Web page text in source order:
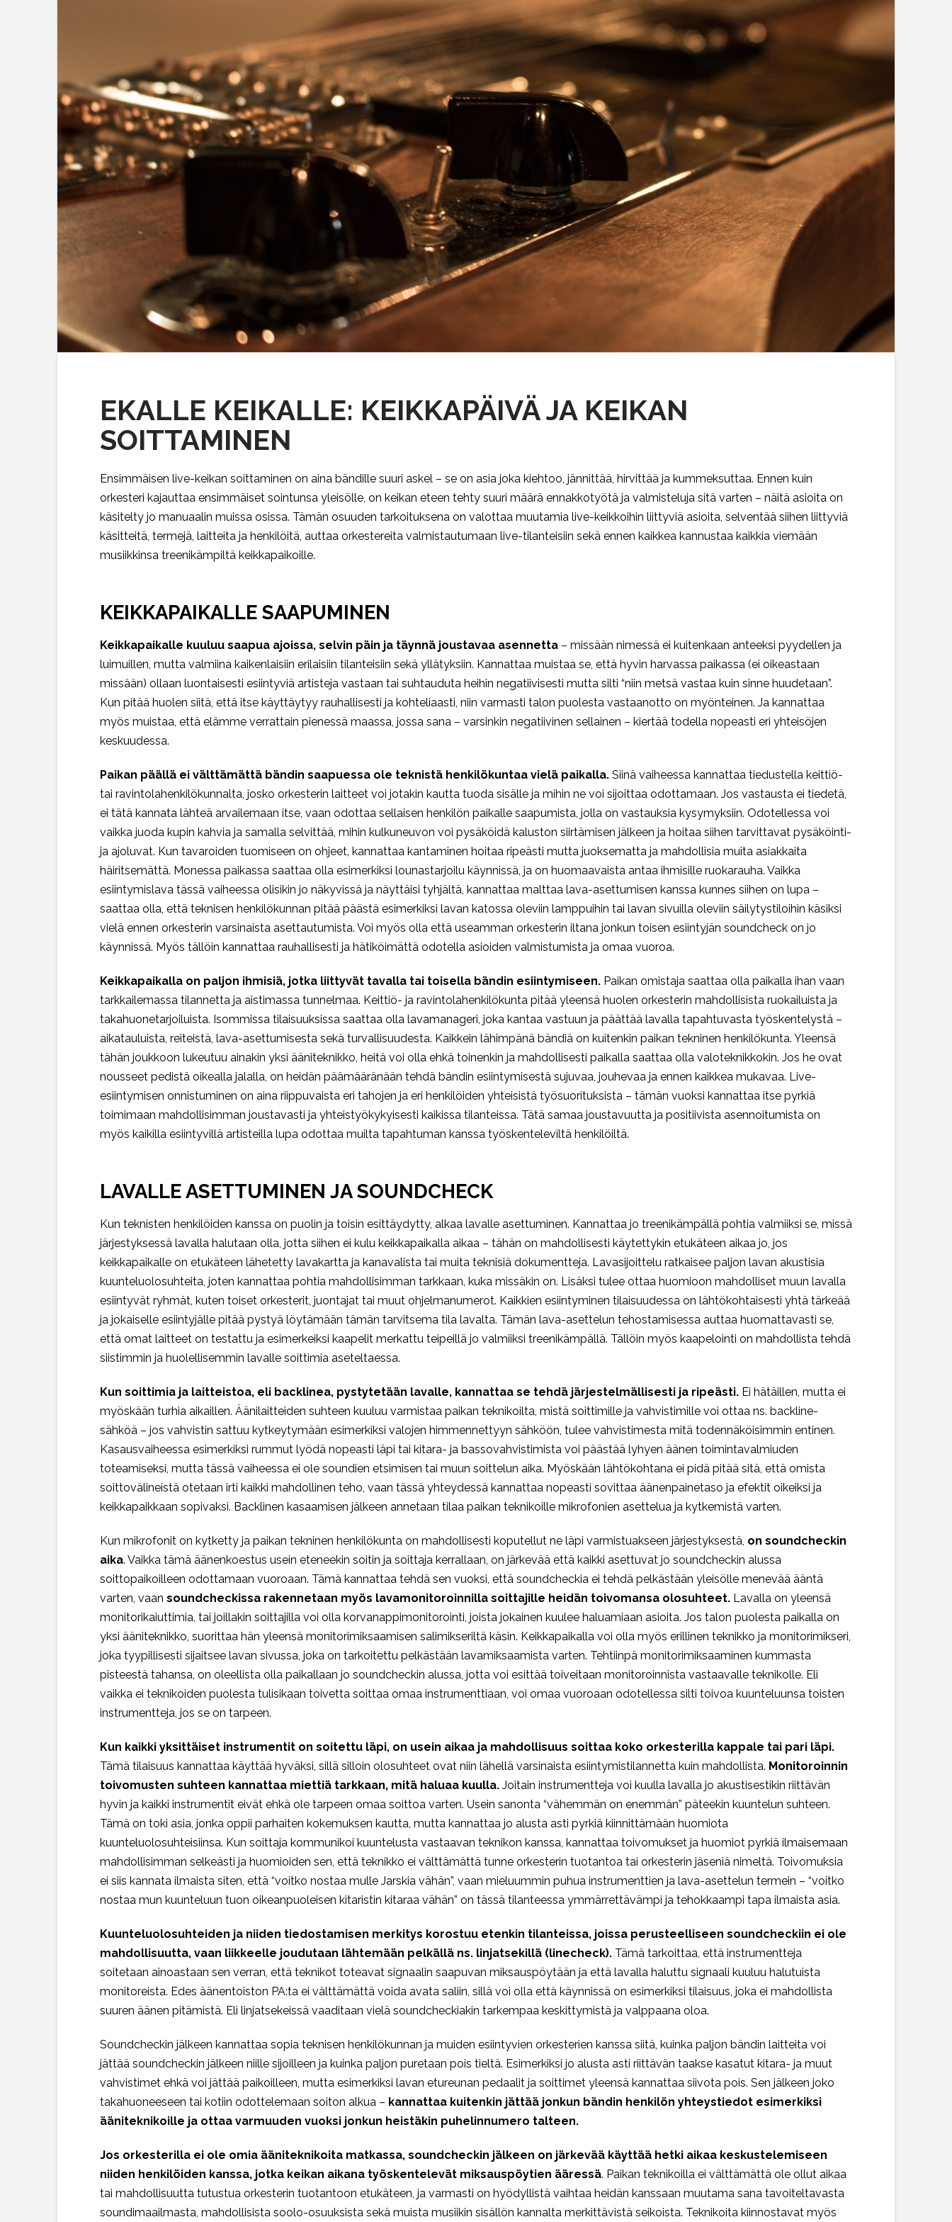
EKALLE KEIKALLE: KEIKKAPÄIVÄ JA KEIKAN
SOITTAMINEN
Ensimmäisen live-keikan soittaminen on aina bändille suuri askel – se on asia joka kiehtoo, jännittää, hirvittää ja kummeksuttaa. Ennen kuin
orkesteri kajauttaa ensimmäiset sointunsa yleisölle, on keikan eteen tehty suuri määrä ennakkotyötä ja valmisteluja sitä varten – näitä asioita on
käsitelty jo manuaalin muissa osissa. Tämän osuuden tarkoituksena on valottaa muutamia live-keikkoihin liittyviä asioita, selventää siihen liittyviä
käsitteitä, termejä, laitteita ja henkilöitä, auttaa orkestereita valmistautumaan live-tilanteisiin sekä ennen kaikkea kannustaa kaikkia viemään
musiikkinsa treenikämpiltä keikkapaikoille.
KEIKKAPAIKALLE SAAPUMINEN
Keikkapaikalle kuuluu saapua ajoissa, selvin päin ja täynnä joustavaa asennetta– missään nimessä ei kuitenkaan anteeksi pyydellen ja
luimuillen, mutta valmiina kaikenlaisiin erilaisiin tilanteisiin sekä yllätyksiin. Kannattaa muistaa se, että hyvin harvassa paikassa (ei oikeastaan
missään) ollaan luontaisesti esiintyviä artisteja vastaan tai suhtauduta heihin negatiivisesti mutta silti “niin metsä vastaa kuin sinne huudetaan”.
Kun pitää huolen siitä, että itse käyttäytyy rauhallisesti ja kohteliaasti, niin varmasti talon puolesta vastaanotto on myönteinen. Ja kannattaa
myös muistaa, että elämme verrattain pienessä maassa, jossa sana – varsinkin negatiivinen sellainen – kiertää todella nopeasti eri yhteisöjen
keskuudessa.
Paikan päällä ei välttämättä bändin saapuessa ole teknistä henkilökuntaa vielä paikalla.Siinä vaiheessa kannattaa tiedustella keittiö-
tai ravintolahenkilökunnalta, josko orkesterin laitteet voi jotakin kautta tuoda sisälle ja mihin ne voi sijoittaa odottamaan. Jos vastausta ei tiedetä,
ei tätä kannata lähteä arvailemaan itse, vaan odottaa sellaisen henkilön paikalle saapumista, jolla on vastauksia kysymyksiin. Odotellessa voi
vaikka juoda kupin kahvia ja samalla selvittää, mihin kulkuneuvon voi pysäköidä kaluston siirtämisen jälkeen ja hoitaa siihen tarvittavat pysäköinti-
ja ajoluvat. Kun tavaroiden tuomiseen on ohjeet, kannattaa kantaminen hoitaa ripeästi mutta juoksematta ja mahdollisia muita asiakkaita
häiritsemättä. Monessa paikassa saattaa olla esimerkiksi lounastarjoilu käynnissä, ja on huomaavaista antaa ihmisille ruokarauha. Vaikka
esiintymislava tässä vaiheessa olisikin jo näkyvissä ja näyttäisi tyhjältä, kannattaa malttaa lava-asettumisen kanssa kunnes siihen on lupa –
saattaa olla, että teknisen henkilökunnan pitää päästä esimerkiksi lavan katossa oleviin lamppuihin tai lavan sivuilla oleviin säilytystiloihin käsiksi
vielä ennen orkesterin varsinaista asettautumista. Voi myös olla että useamman orkesterin iltana jonkun toisen esiintyjän soundcheck on jo
käynnissä. Myös tällöin kannattaa rauhallisesti ja hätiköimättä odotella asioiden valmistumista ja omaa vuoroa.
Keikkapaikalla on paljon ihmisiä, jotka liittyvät tavalla tai toisella bändin esiintymiseen.Paikan omistaja saattaa olla paikalla ihan vaan
tarkkailemassa tilannetta ja aistimassa tunnelmaa. Keittiö- ja ravintolahenkilökunta pitää yleensä huolen orkesterin mahdollisista ruokailuista ja
takahuonetarjoiluista. Isommissa tilaisuuksissa saattaa olla lavamanageri, joka kantaa vastuun ja päättää lavalla tapahtuvasta työskentelystä –
aikatauluista, reiteistä, lava-asettumisesta sekä turvallisuudesta. Kaikkein lähimpänä bändiä on kuitenkin paikan tekninen henkilökunta. Yleensä
tähän joukkoon lukeutuu ainakin yksi ääniteknikko, heitä voi olla ehkä toinenkin ja mahdollisesti paikalla saattaa olla valoteknikkokin. Jos he ovat
nousseet pedistä oikealla jalalla, on heidän päämääränään tehdä bändin esiintymisestä sujuvaa, jouhevaa ja ennen kaikkea mukavaa. Live-
esiintymisen onnistuminen on aina riippuvaista eri tahojen ja eri henkilöiden yhteisistä työsuorituksista – tämän vuoksi kannattaa itse pyrkiä
toimimaan mahdollisimman joustavasti ja yhteistyökykyisesti kaikissa tilanteissa. Tätä samaa joustavuutta ja positiivista asennoitumista on
myös kaikilla esiintyvillä artisteilla lupa odottaa muilta tapahtuman kanssa työskenteleviltä henkilöiltä.
LAVALLE ASETTUMINEN JA SOUNDCHECK
Kun teknisten henkilöiden kanssa on puolin ja toisin esittäydytty, alkaa lavalle asettuminen. Kannattaa jo treenikämpällä pohtia valmiiksi se, missä
järjestyksessä lavalla halutaan olla, jotta siihen ei kulu keikkapaikalla aikaa – tähän on mahdollisesti käytettykin etukäteen aikaa jo, jos
keikkapaikalle on etukäteen lähetetty lavakartta ja kanavalista tai muita teknisiä dokumentteja. Lavasijoittelu ratkaisee paljon lavan akustisia
kuunteluolosuhteita, joten kannattaa pohtia mahdollisimman tarkkaan, kuka missäkin on. Lisäksi tulee ottaa huomioon mahdolliset muun lavalla
esiintyvät ryhmät, kuten toiset orkesterit, juontajat tai muut ohjelmanumerot. Kaikkien esiintyminen tilaisuudessa on lähtökohtaisesti yhtä tärkeää
ja jokaiselle esiintyjälle pitää pystyä löytämään tämän tarvitsema tila lavalta. Tämän lava-asettelun tehostamisessa auttaa huomattavasti se,
että omat laitteet on testattu ja esimerkeiksi kaapelit merkattu teipeillä jo valmiiksi treenikämpällä. Tällöin myös kaapelointi on mahdollista tehdä
siistimmin ja huolellisemmin lavalle soittimia aseteltaessa.
Kun soittimia ja laitteistoa, eli backlinea, pystytetään lavalle, kannattaa se tehdä järjestelmällisesti ja ripeästi.Ei hätäillen, mutta ei
myöskään turhia aikaillen. Äänilaitteiden suhteen kuuluu varmistaa paikan teknikoilta, mistä soittimille ja vahvistimille voi ottaa ns. backline-
sähköä – jos vahvistin sattuu kytkeytymään esimerkiksi valojen himmennettyyn sähköön, tulee vahvistimesta mitä todennäköisimmin entinen.
Kasausvaiheessa esimerkiksi rummut lyödä nopeasti läpi tai kitara- ja bassovahvistimista voi päästää lyhyen äänen toimintavalmiuden
toteamiseksi, mutta tässä vaiheessa ei ole soundien etsimisen tai muun soittelun aika. Myöskään lähtökohtana ei pidä pitää sitä, että omista
soittovälineistä otetaan irti kaikki mahdollinen teho, vaan tässä yhteydessä kannattaa nopeasti sovittaa äänenpainetaso ja efektit oikeiksi ja
keikkapaikkaan sopivaksi. Backlinen kasaamisen jälkeen annetaan tilaa paikan teknikoille mikrofonien asettelua ja kytkemistä varten.
Kun mikrofonit on kytketty ja paikan tekninen henkilökunta on mahdollisesti koputellut ne läpi varmistuakseen järjestyksestä, on soundcheckin
aika. Vaikka tämä äänenkoestus usein eteneekin soitin ja soittaja kerrallaan, on järkevää että kaikki asettuvat jo soundcheckin alussa
soittopaikoilleen odottamaan vuoroaan. Tämä kannattaa tehdä sen vuoksi, että soundcheckia ei tehdä pelkästään yleisölle menevää ääntä
varten, vaan soundcheckissa rakennetaan myös lavamonitoroinnilla soittajille heidän toivomansa olosuhteet.Lavalla on yleensä
monitorikaiuttimia, tai joillakin soittajilla voi olla korvanappimonitorointi, joista jokainen kuulee haluamiaan asioita. Jos talon puolesta paikalla on
yksi ääniteknikko, suorittaa hän yleensä monitorimiksaamisen salimikseriltä käsin. Keikkapaikalla voi olla myös erillinen teknikko ja monitorimikseri,
joka tyypillisesti sijaitsee lavan sivussa, joka on tarkoitettu pelkästään lavamiksaamista varten. Tehtiinpä monitorimiksaaminen kummasta
pisteestä tahansa, on oleellista olla paikallaan jo soundcheckin alussa, jotta voi esittää toiveitaan monitoroinnista vastaavalle teknikolle. Eli
vaikka ei teknikoiden puolesta tulisikaan toivetta soittaa omaa instrumenttiaan, voi omaa vuoroaan odotellessa silti toivoa kuunteluunsa toisten
instrumentteja, jos se on tarpeen.
Kun kaikki yksittäiset instrumentit on soitettu läpi, on usein aikaa ja mahdollisuus soittaa koko orkesterilla kappale tai pari läpi.
Tämä tilaisuus kannattaa käyttää hyväksi, sillä silloin olosuhteet ovat niin lähellä varsinaista esiintymistilannetta kuin mahdollista. Monitoroinnin
toivomusten suhteen kannattaa miettiä tarkkaan, mitä haluaa kuulla.Joitain instrumentteja voi kuulla lavalla jo akustisestikin riittävän
hyvin ja kaikki instrumentit eivät ehkä ole tarpeen omaa soittoa varten. Usein sanonta “vähemmän on enemmän” päteekin kuuntelun suhteen.
Tämä on toki asia, jonka oppii parhaiten kokemuksen kautta, mutta kannattaa jo alusta asti pyrkiä kiinnittämään huomiota
kuunteluolosuhteisiinsa. Kun soittaja kommunikoi kuuntelusta vastaavan teknikon kanssa, kannattaa toivomukset ja huomiot pyrkiä ilmaisemaan
mahdollisimman selkeästi ja huomioiden sen, että teknikko ei välttämättä tunne orkesterin tuotantoa tai orkesterin jäseniä nimeltä. Toivomuksia
ei siis kannata ilmaista siten, että “voitko nostaa mulle Jarskia vähän”, vaan mieluummin puhua instrumenttien ja lava-asettelun termein – “voitko
nostaa mun kuunteluun tuon oikeanpuoleisen kitaristin kitaraa vähän” on tässä tilanteessa ymmärrettävämpi ja tehokkaampi tapa ilmaista asia.
Kuunteluolosuhteiden ja niiden tiedostamisen merkitys korostuu etenkin tilanteissa, joissa perusteelliseen soundcheckiin ei ole
mahdollisuutta, vaan liikkeelle joudutaan lähtemään pelkällä ns. linjatsekillä (linecheck).Tämä tarkoittaa, että instrumentteja
soitetaan ainoastaan sen verran, että teknikot toteavat signaalin saapuvan miksauspöytään ja että lavalla haluttu signaali kuuluu halutuista
monitoreista. Edes äänentoiston PA:ta ei välttämättä voida avata saliin, sillä voi olla että käynnissä on esimerkiksi tilaisuus, joka ei mahdollista
suuren äänen pitämistä. Eli linjatsekeissä vaaditaan vielä soundcheckiakin tarkempaa keskittymistä ja valppaana oloa.
Soundcheckin jälkeen kannattaa sopia teknisen henkilökunnan ja muiden esiintyvien orkesterien kanssa siitä, kuinka paljon bändin laitteita voi
jättää soundcheckin jälkeen niille sijoilleen ja kuinka paljon puretaan pois tieltä. Esimerkiksi jo alusta asti riittävän taakse kasatut kitara- ja muut
vahvistimet ehkä voi jättää paikoilleen, mutta esimerkiksi lavan etureunan pedaalit ja soittimet yleensä kannattaa siivota pois. Sen jälkeen joko
takahuoneeseen tai kotiin odottelemaan soiton alkua – kannattaa kuitenkin jättää jonkun bändin henkilön yhteystiedot esimerkiksi
ääniteknikoille ja ottaa varmuuden vuoksi jonkun heistäkin puhelinnumero talteen.
Jos orkesterilla ei ole omia ääniteknikoita matkassa, soundcheckin jälkeen on järkevää käyttää hetki aikaa keskustelemiseen
niiden henkilöiden kanssa, jotka keikan aikana työskentelevät miksauspöytien ääressä. Paikan teknikoilla ei välttämättä ole ollut aikaa
tai mahdollisuutta tutustua orkesterin tuotantoon etukäteen, ja varmasti on hyödyllistä vaihtaa heidän kanssaan muutama sana tavoiteltavasta
soundimaailmasta, mahdollisista soolo-osuuksista sekä muista musiikin sisällön kannalta merkittävistä seikoista. Teknikoita kiinnostavat myös